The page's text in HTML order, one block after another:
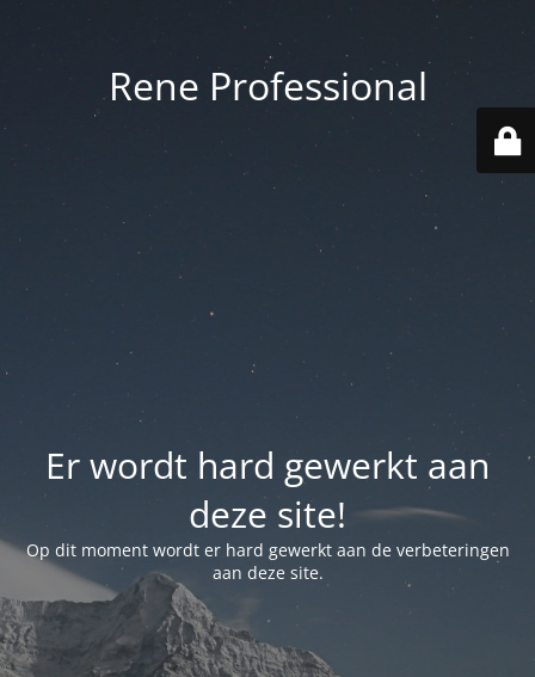
Rene Professional
Er wordt hard gewerkt aan
deze site!
Op dit moment wordt er hard gewerkt aan de verbeteringen
aan deze site.